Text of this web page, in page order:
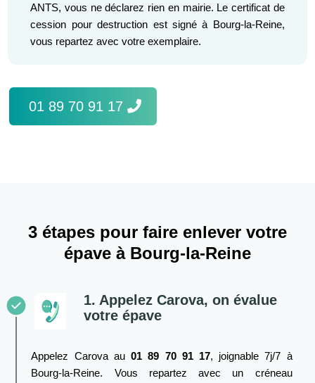
ANTS, vous ne déclarez rien en mairie. Le certificat de
cession pour destruction est signé à Bourg-la-Reine,
vous repartez avec votre exemplaire.
01 89 70 91 17
3 étapes pour faire enlever votre
épave à Bourg-la-Reine
1. Appelez Carova, on évalue
votre épave
Appelez Carova au01 89 70 91 17, joignable 7j/7 à
Bourg-la-Reine. Vous repartez avec un créneau